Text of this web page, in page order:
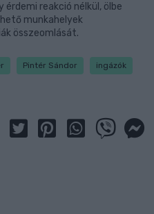
reakció nélkül, ölbe
munkahelyek
összeomlását.
Pintér Sándor ingázók